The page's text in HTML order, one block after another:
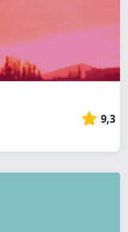
9,3